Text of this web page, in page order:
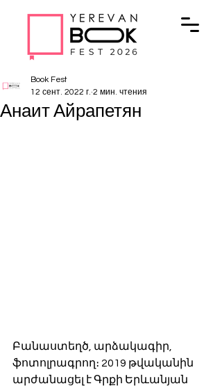
Анаит Айрапетян
Book Fest
12 сент. 2022 г. 2 мин. чтения
Բանաստեղծ, արձակագիր,
ֆոտոլրագրող։ 2019 թվականին
արժանացել է Գրքի Երևանյան